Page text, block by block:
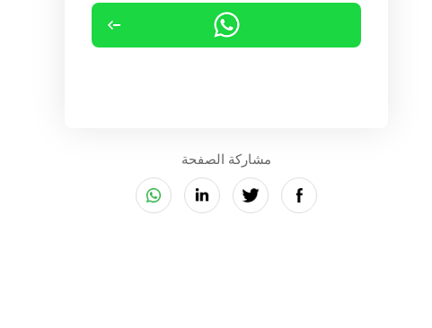
مشاركة الصفحة